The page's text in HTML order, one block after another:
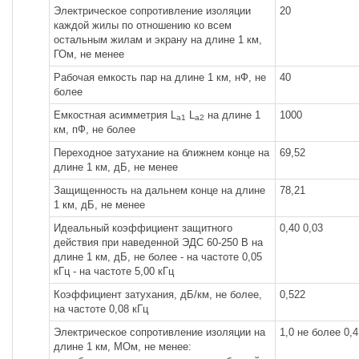
Электрическое сопротивление изоляции
каждой жилы по отношению ко всем
остальным жилам и экрану на длине 1 км,
ГОм, не менее
20
Рабочая емкость пар на длине 1 км, нФ, не
более
40
Емкостная асимметрия L a1 L a2 на длине 1
км, пФ, не более
1000
Переходное затухание на ближнем конце на
длине 1 км, дБ, не менее
69,52
Защищенность на дальнем конце на длине
1 км, дБ, не менее
78,21
Идеальный коэффициент защитного
действия при наведенной ЭДС 60-250 В на
длине 1 км, дБ, не более - на частоте 0,05
кГц - на частоте 5,00 кГц
0,40 0,03
Коэффициент затухания, дБ/км, не более,
на частоте 0,08 кГц
0,522
Электрическое сопротивление изоляции на
длине 1 км, МОм, не менее:
1,0 не более